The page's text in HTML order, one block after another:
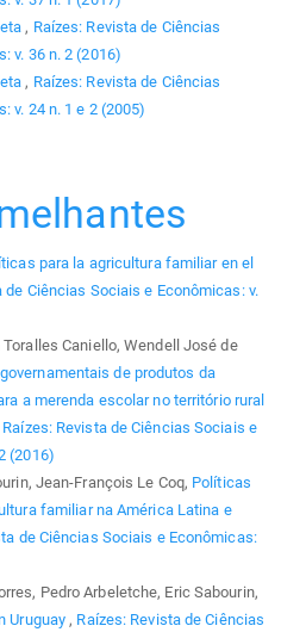
, Raízes: Revista de Ciências
v. 36 n. 2 (2016)
, Raízes: Revista de Ciências
v. 24 n. 1 e 2 (2005)
para la agricultura familiar en el
de Ciências Sociais e Econômicas: v.
Caniello, Wendell José de
de produtos da
a merenda escolar no território rural
Raízes: Revista de Ciências Sociais e
(2016)
Jean-François Le Coq, Políticas
familiar na América Latina e
de Ciências Sociais e Econômicas:
Pedro Arbeletche, Eric Sabourin,
Uruguay, Raízes: Revista de Ciências